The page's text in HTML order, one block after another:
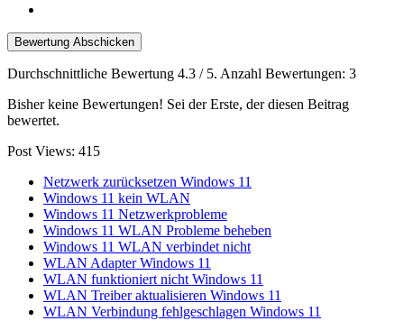
Bewertung Abschicken
Durchschnittliche Bewertung 4.3 / 5. Anzahl Bewertungen: 3
Bisher keine Bewertungen! Sei der Erste, der diesen Beitrag
bewertet.
Post Views: 415
Netzwerk zurücksetzen Windows 11
Windows 11 kein WLAN
Windows 11 Netzwerkprobleme
Windows 11 WLAN Probleme beheben
Windows 11 WLAN verbindet nicht
WLAN Adapter Windows 11
WLAN funktioniert nicht Windows 11
WLAN Treiber aktualisieren Windows 11
WLAN Verbindung fehlgeschlagen Windows 11